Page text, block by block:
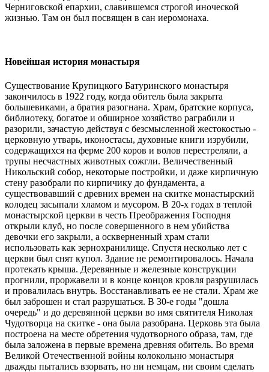
Черниговской епархии, славившемся строгой иноческой
жизнью. Там он был посвящен в сан иеромонаха.
Новейшая история монастыря
Существование Крупицкого Батуринского монастыря
закончилось в 1922 году, когда обитель была закрыта
большевиками, а братия разогнана. Храм, братские корпуса,
библиотеку, богатое и обширное хозяйство раграбили и
разорили, зачастую действуя с безсмысленной жестокостью -
церковную утварь, иконостасы, духовные книги изрубили,
содержащихся на ферме 200 коров и волов перестреляли, а
трупы несчастных животных сожгли. Величественный
Никольский собор, некоторые постройки, и даже кирпичную
стену разобрали по кирпичику до фундамента, а
существовавший с древних времен на скитке монастырский
колодец засыпали хламом и мусором. В 20-х годах в теплой
монастырской церкви в честь Преображения Господня
открыли клуб, но после совершенного в нем убийства
девочки его закрыли, а оскверненный храм стали
использовать как зернохранилище. Спустя несколько лет с
церкви был снят купол. Здание не ремонтировалось. Начала
протекать крыша. Деревянные и железные конструкции
прогнили, проржавели и в конце концов кровля разрушилась
и провалилась внутрь. Восстанавливать ее не стали. Храм же
был заброшен и стал разрушаться. В 30-е годы "дошла
очередь" и до деревянной церкви во имя святителя Николая
Чудотворца на скитке - она была разобрана. Церковь эта была
построена на месте обретения чудотворного образа, там, где
была заложена в первые времена древняя обитель. Во время
Великой Отечественной войны колокольню монастыря
дважды пытались взорвать, но ни немцам, ни своим сделать